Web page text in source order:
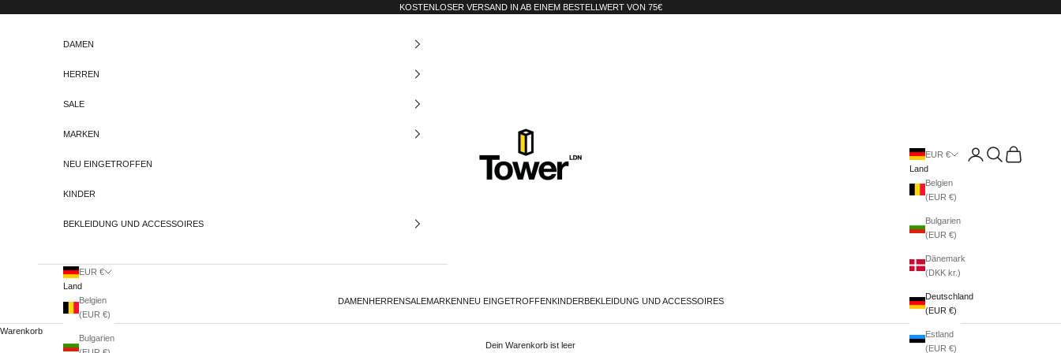
KOSTENLOSER VERSAND IN AB EINEM BESTELLWERT VON 75€
Tower-London.De
DAMEN HERRENSALEMARKEN NEU EINGETROFFEN KINDER BEKLEIDUNG UND ACCESSOIRES
EUR €
Land
Belgien
(EUR €)
Bulgarien
(EUR €)
Dänemark
(DKK kr.)
Deutschland
(EUR €)
Estland
(EUR €)
AnmeldenSuchenWarenkorb
DAMEN
HERREN
SALE
MARKEN
NEU EINGETROFFEN
KINDER
BEKLEIDUNG UND ACCESSOIRES
EUR €
Land
Belgien
(EUR €)
Bulgarien
Warenkorb
Dein Warenkorb ist leer